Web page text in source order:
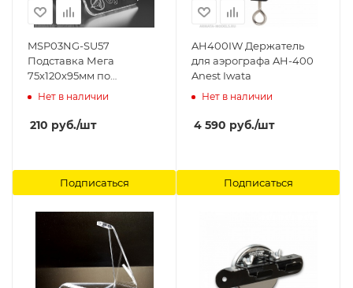
MSP03NG-SU57
Подставка Мега
75х120х95мм по
предзаказу c
Сервис
Нет в наличии
210 руб./шт
Подписаться
AH400IW Держатель
для аэрографа AH-400
Anest Iwata
Нет в наличии
4 590 руб./шт
Подписаться